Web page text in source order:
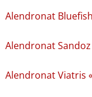
Alendronat
Alendronat
Alendronat Viatris